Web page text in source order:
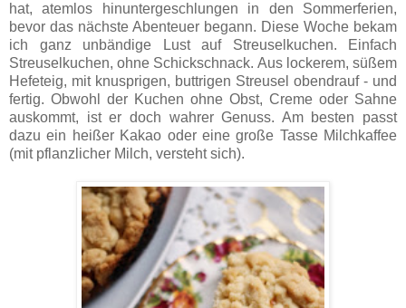
hat, atemlos hinuntergeschlungen in den Sommerferien,
bevor das nächste Abenteuer begann. Diese Woche bekam
ich ganz unbändige Lust auf Streuselkuchen. Einfach
Streuselkuchen, ohne Schickschnack. Aus lockerem, süßem
Hefeteig, mit knusprigen, buttrigen Streusel obendrauf - und
fertig. Obwohl der Kuchen ohne Obst, Creme oder Sahne
auskommt, ist er doch wahrer Genuss. Am besten passt
dazu ein heißer Kakao oder eine große Tasse Milchkaffee
(mit pflanzlicher Milch, versteht sich).